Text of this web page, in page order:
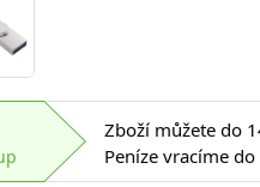
Zboží můžete do
Peníze vracíme